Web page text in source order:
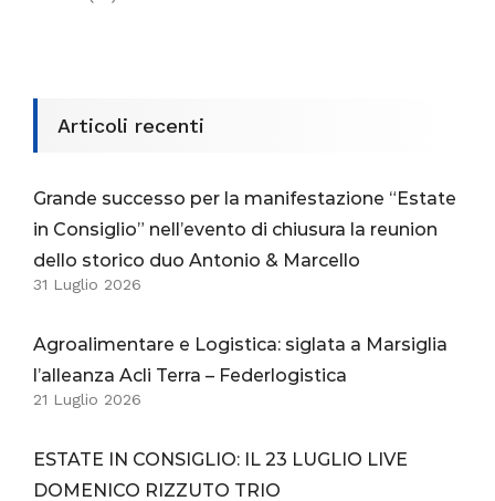
Articoli recenti
Grande successo per la manifestazione “Estate
in Consiglio” nell’evento di chiusura la reunion
dello storico duo Antonio & Marcello
31 Luglio 2026
Agroalimentare e Logistica: siglata a Marsiglia
l’alleanza Acli Terra – Federlogistica
21 Luglio 2026
ESTATE IN CONSIGLIO: IL 23 LUGLIO LIVE
DOMENICO RIZZUTO TRIO